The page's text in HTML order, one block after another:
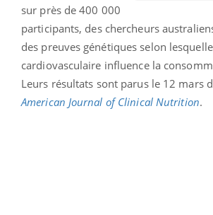
sur près de 400 000
participants, des chercheurs
des preuves génétiques selon
cardiovasculaire influence la
Leurs résultats sont parus le 12 mars
American Journal of Clinical Nutrition.